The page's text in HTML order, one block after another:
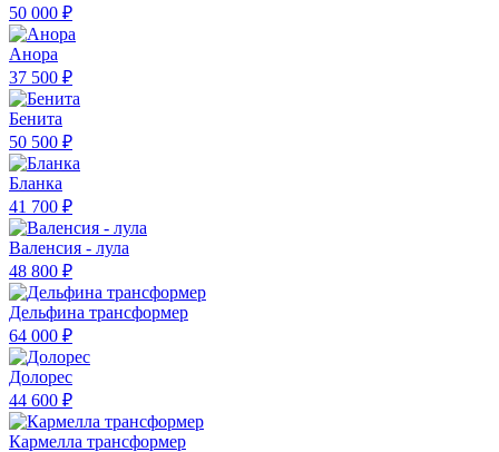
50 000 ₽
Анора
37 500 ₽
Бенита
50 500 ₽
Бланка
41 700 ₽
Валенсия - лула
48 800 ₽
Дельфина трансформер
64 000 ₽
Долорес
44 600 ₽
Кармелла трансформер